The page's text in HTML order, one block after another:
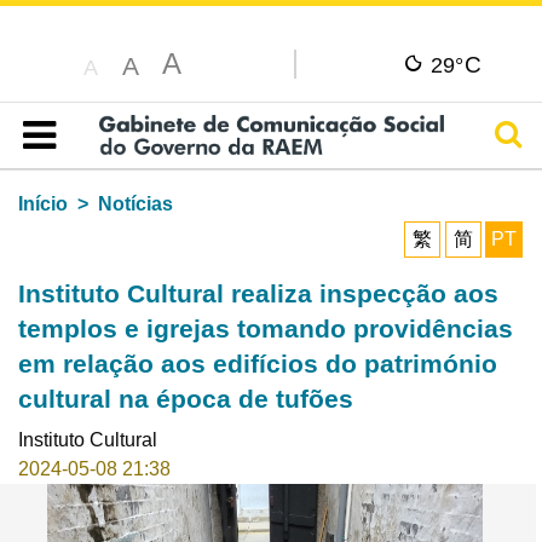
A A A 29°C
Índice
Início
Notícias
繁
简 PT
Instituto Cultural realiza inspecção aos
templos e igrejas tomando providências
em relação aos edifícios do património
cultural na época de tufões
Instituto Cultural
2024-05-08 21:38